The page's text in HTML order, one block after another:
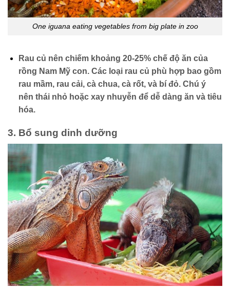
One iguana eating vegetables from big plate in zoo
Rau củ nên chiếm khoảng 20-25% chế độ ăn của
rồng Nam Mỹ con. Các loại rau củ phù hợp bao gồm
rau mầm, rau cải, cà chua, cà rốt, và bí đỏ. Chú ý
nên thái nhỏ hoặc xay nhuyễn để dễ dàng ăn và tiêu
hóa.
3. Bổ sung dinh dưỡng